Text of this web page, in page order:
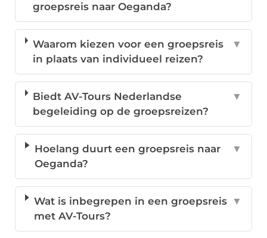
groepsreis naar Oeganda?
Waarom kiezen voor een groepsreis
in plaats van individueel reizen?
▼
Biedt AV-Tours Nederlandse
begeleiding op de groepsreizen?
▼
Hoelang duurt een groepsreis naar
Oeganda?
▼
Wat is inbegrepen in een groepsreis
met AV-Tours?
▼